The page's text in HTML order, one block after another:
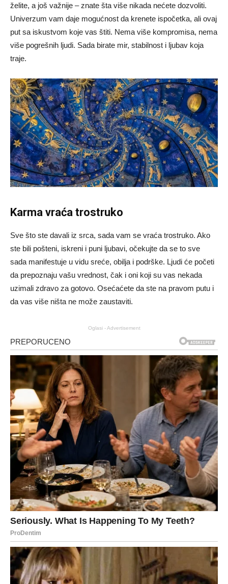
želite, a još važnije – znate šta više nikada nećete dozvoliti.
Univerzum vam daje mogućnost da krenete ispočetka, ali ovaj
put sa iskustvom koje vas štiti. Nema više kompromisa, nema
više pogrešnih ljudi. Sada birate mir, stabilnost i ljubav koja
traje.
Karma vraća trostruko
Sve što ste davali iz srca, sada vam se vraća trostruko. Ako
ste bili pošteni, iskreni i puni ljubavi, očekujte da se to sve
sada manifestuje u vidu sreće, obilja i podrške. Ljudi će početi
da prepoznaju vašu vrednost, čak i oni koji su vas nekada
uzimali zdravo za gotovo. Osećaćete da ste na pravom putu i
da vas više ništa ne može zaustaviti.
Oglasi - Advertisement